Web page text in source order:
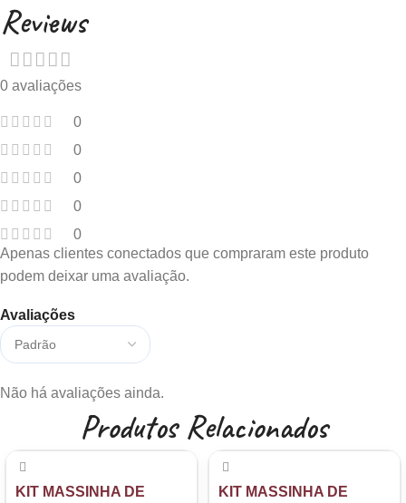
Reviews
0 avaliações
0
0
0
0
0
Avaliações
Não há avaliações ainda.
Apenas clientes conectados que compraram este produto
podem deixar uma avaliação.
Produtos Relacionados
KIT MASSINHA DE
KIT MASSINHA DE